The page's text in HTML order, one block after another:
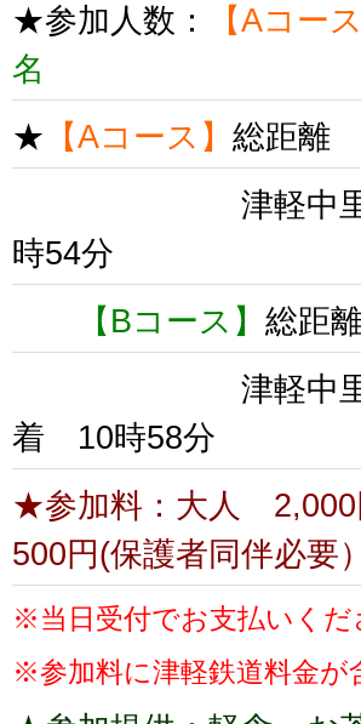
★参加人数：
【Aコー
名
★ 【Aコース】 総距
津軽中里駅発
時54分
【Bコース】 総距
津軽中里駅発
着 10時58分
★参加料：大人
500円(保護者同伴必要）
※当日受付でお支払いくだ
※参加料に津軽鉄道料金が